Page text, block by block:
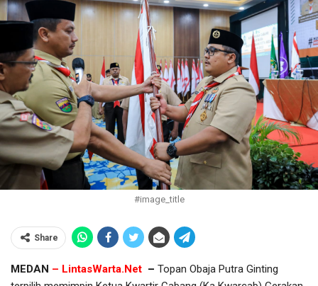
#image_title
Share
MEDAN – LintasWarta.Net – Topan Obaja Putra Ginting